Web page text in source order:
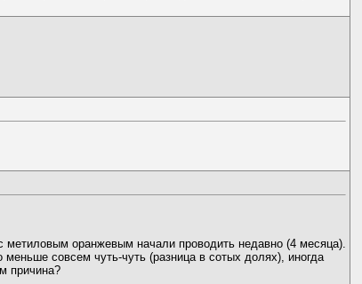
оранжевым начали проводить недавно (4 месяца).
совсем чуть-чуть (разница в сотых долях), иногда
причина?